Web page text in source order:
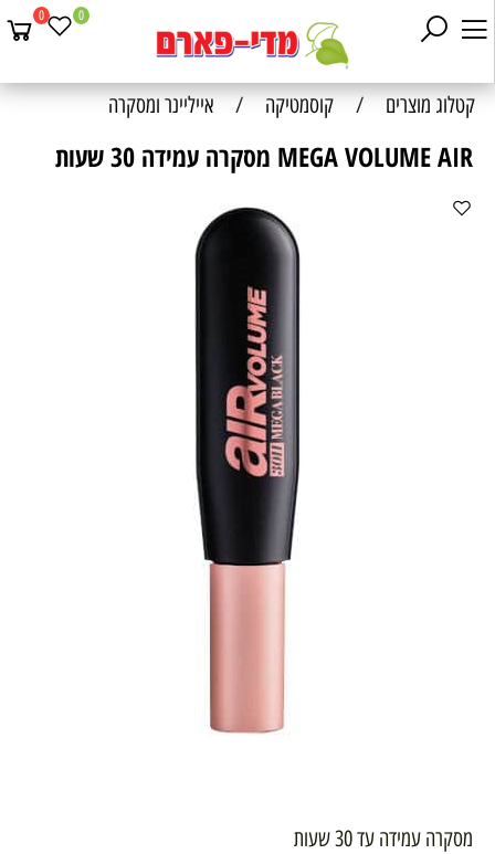
0 0
קטלוג מוצרים / קוסמטיקה / אייליינר ומסקרה
MEGA VOLUME AIR מסקרה עמידה 30 שעות
מסקרה עמידה עד 30 שעות